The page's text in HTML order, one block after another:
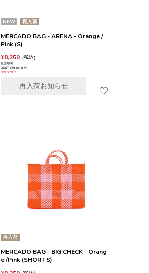
NEW 再入荷
MERCADO BAG - ARENA - Orange /
Pink (S)
¥8,250 税込
販売期間
2026/03/19 18:00 〜
SOLD OUT
再入荷お知らせ
再入荷
MERCADO BAG - BIG CHECK - Orang
e /Pink (SHORT S)